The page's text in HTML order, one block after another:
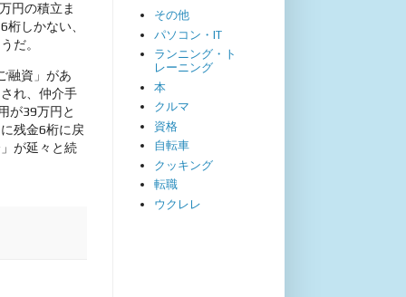
円の積立ま
しかない、
だ。
融資」があ
れ、仲介手
が39万円と
残金6桁に戻
が延々と続
その他
パソコン・IT
ランニング・ト
レーニング
本
クルマ
資格
自転車
クッキング
転職
ウクレレ